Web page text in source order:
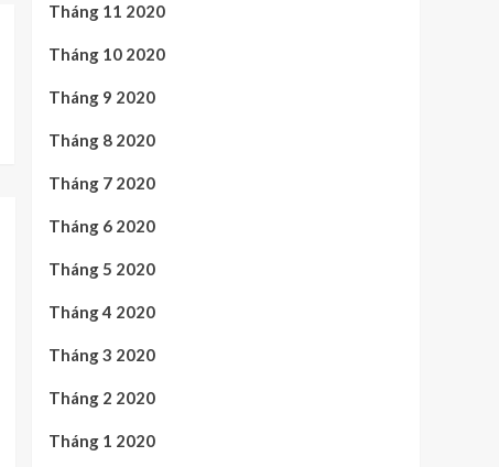
Tháng 11 2020
Tháng 10 2020
Tháng 9 2020
Tháng 8 2020
Tháng 7 2020
Tháng 6 2020
Tháng 5 2020
Tháng 4 2020
Tháng 3 2020
Tháng 2 2020
Tháng 1 2020